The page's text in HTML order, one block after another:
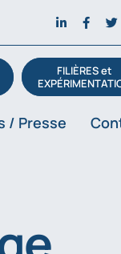
FILIÈRES et
/ Presse